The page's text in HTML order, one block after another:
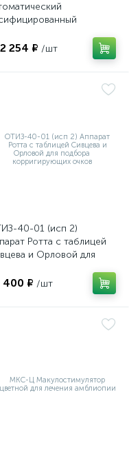
254 ₽ /шт
40-01 (исп 2)
Ротта с таблицей
и Орловой для
400 ₽ /шт